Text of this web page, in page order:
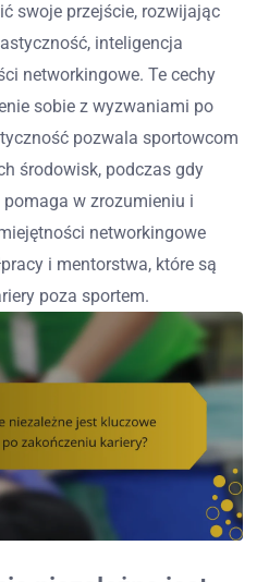
swoje przejście, rozwijając
inteligencja
networkingowe. Te cechy
sobie z wyzwaniami po
pozwala sportowcom
środowisk, podczas gdy
w zrozumieniu i
networkingowe
i mentorstwa, które są
poza sportem.